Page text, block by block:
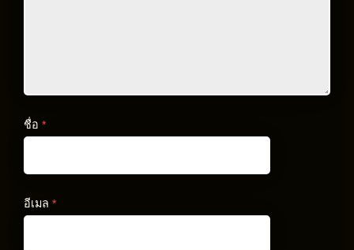
ชื่อ *
อีเมล *